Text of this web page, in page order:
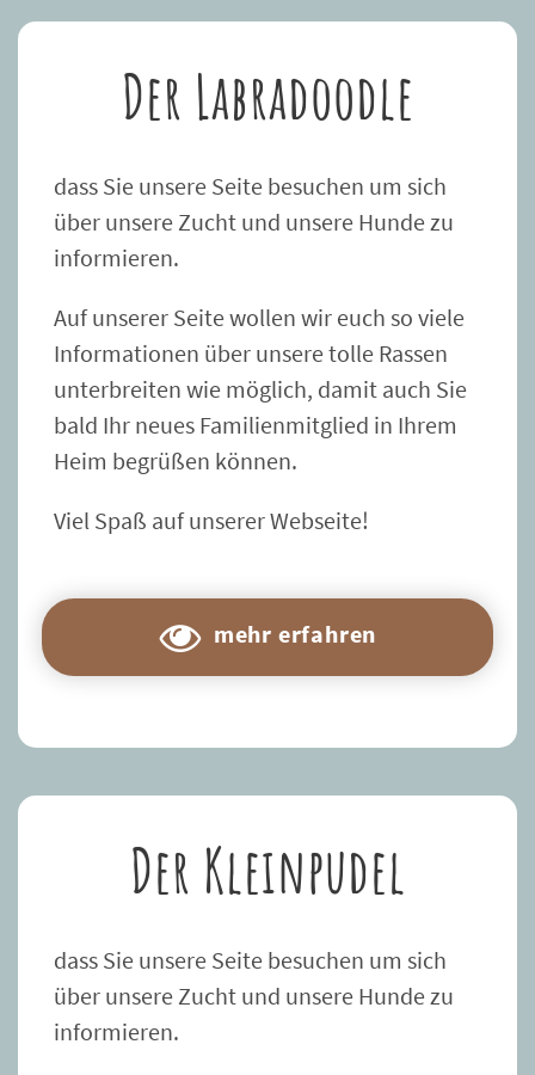
Der Labradoodle
dass Sie unsere Seite besuchen um sich
über unsere Zucht und unsere Hunde zu
informieren.
Auf unserer Seite wollen wir euch so viele
Informationen über unsere tolle Rassen
unterbreiten wie möglich, damit auch Sie
bald Ihr neues Familienmitglied in Ihrem
Heim begrüßen können.
Viel Spaß auf unserer Webseite!
mehr erfahren
Der Kleinpudel
dass Sie unsere Seite besuchen um sich
über unsere Zucht und unsere Hunde zu
informieren.